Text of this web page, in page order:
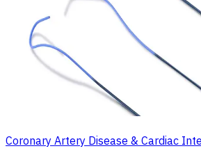
Coronary Artery Disease & Cardiac